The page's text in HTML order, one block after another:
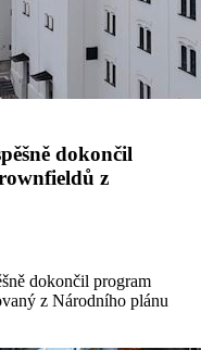
dokončil
z
dokončil program
z Národního plánu